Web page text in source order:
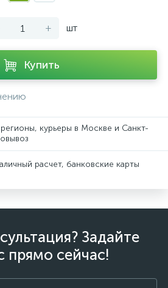
+ шт
Купить
курьеры в Москве и Санкт-
расчет, банковские карты
Задайте
прямо сейчас!